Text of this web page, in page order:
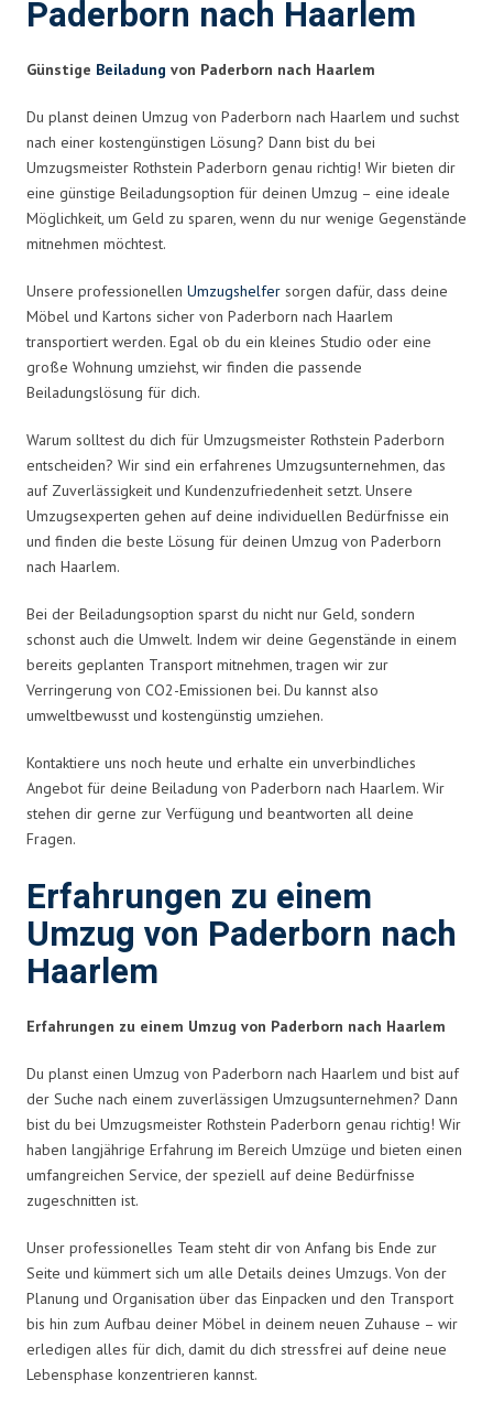
Paderborn nach Haarlem
Günstige Beiladung von Paderborn nach Haarlem
Du planst deinen Umzug von Paderborn nach Haarlem und suchst
nach einer kostengünstigen Lösung? Dann bist du bei
Umzugsmeister Rothstein Paderborn genau richtig! Wir bieten dir
eine günstige Beiladungsoption für deinen Umzug – eine ideale
Möglichkeit, um Geld zu sparen, wenn du nur wenige Gegenstände
mitnehmen möchtest.
Unsere professionellen Umzugshelfer sorgen dafür, dass deine
Möbel und Kartons sicher von Paderborn nach Haarlem
transportiert werden. Egal ob du ein kleines Studio oder eine
große Wohnung umziehst, wir finden die passende
Beiladungslösung für dich.
Warum solltest du dich für Umzugsmeister Rothstein Paderborn
entscheiden? Wir sind ein erfahrenes Umzugsunternehmen, das
auf Zuverlässigkeit und Kundenzufriedenheit setzt. Unsere
Umzugsexperten gehen auf deine individuellen Bedürfnisse ein
und finden die beste Lösung für deinen Umzug von Paderborn
nach Haarlem.
Bei der Beiladungsoption sparst du nicht nur Geld, sondern
schonst auch die Umwelt. Indem wir deine Gegenstände in einem
bereits geplanten Transport mitnehmen, tragen wir zur
Verringerung von CO2-Emissionen bei. Du kannst also
umweltbewusst und kostengünstig umziehen.
Kontaktiere uns noch heute und erhalte ein unverbindliches
Angebot für deine Beiladung von Paderborn nach Haarlem. Wir
stehen dir gerne zur Verfügung und beantworten all deine
Fragen.
Erfahrungen zu einem
Umzug von Paderborn nach
Haarlem
Erfahrungen zu einem Umzug von Paderborn nach Haarlem
Du planst einen Umzug von Paderborn nach Haarlem und bist auf
der Suche nach einem zuverlässigen Umzugsunternehmen? Dann
bist du bei Umzugsmeister Rothstein Paderborn genau richtig! Wir
haben langjährige Erfahrung im Bereich Umzüge und bieten einen
umfangreichen Service, der speziell auf deine Bedürfnisse
zugeschnitten ist.
Unser professionelles Team steht dir von Anfang bis Ende zur
Seite und kümmert sich um alle Details deines Umzugs. Von der
Planung und Organisation über das Einpacken und den Transport
bis hin zum Aufbau deiner Möbel in deinem neuen Zuhause – wir
erledigen alles für dich, damit du dich stressfrei auf deine neue
Lebensphase konzentrieren kannst.